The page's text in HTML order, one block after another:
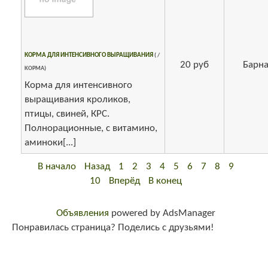
КОРМА ДЛЯ ИНТЕНСИВНОГО ВЫРАЩИВАНИЯ ( /
КОРМА)
Корма для интенсивного
выращивания кроликов,
птицы, свиней, КРС.
Полнорационные, с витамино,
аминоки[...]
20 руб
В начало Назад 1 2 3 4 5 6 7 8
9
10
Вперёд В конец
Объявления powered by AdsManager
Понравилась страница? Поделись с друзьями!